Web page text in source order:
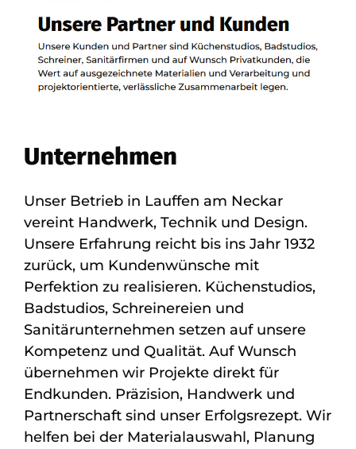
Unternehmen
Unser Betrieb in Lauffen am Neckar
vereint Handwerk, Technik und Design.
Unsere Erfahrung reicht bis ins Jahr 1932
zurück, um Kundenwünsche mit
Perfektion zu realisieren. Küchenstudios,
Badstudios, Schreinereien und
Sanitärunternehmen setzen auf unsere
Kompetenz und Qualität. Auf Wunsch
übernehmen wir Projekte direkt für
Endkunden. Präzision, Handwerk und
Partnerschaft sind unser Erfolgsrezept. Wir
helfen bei der Materialauswahl, Planung